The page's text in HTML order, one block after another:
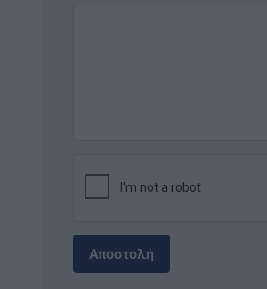
Αποστολή